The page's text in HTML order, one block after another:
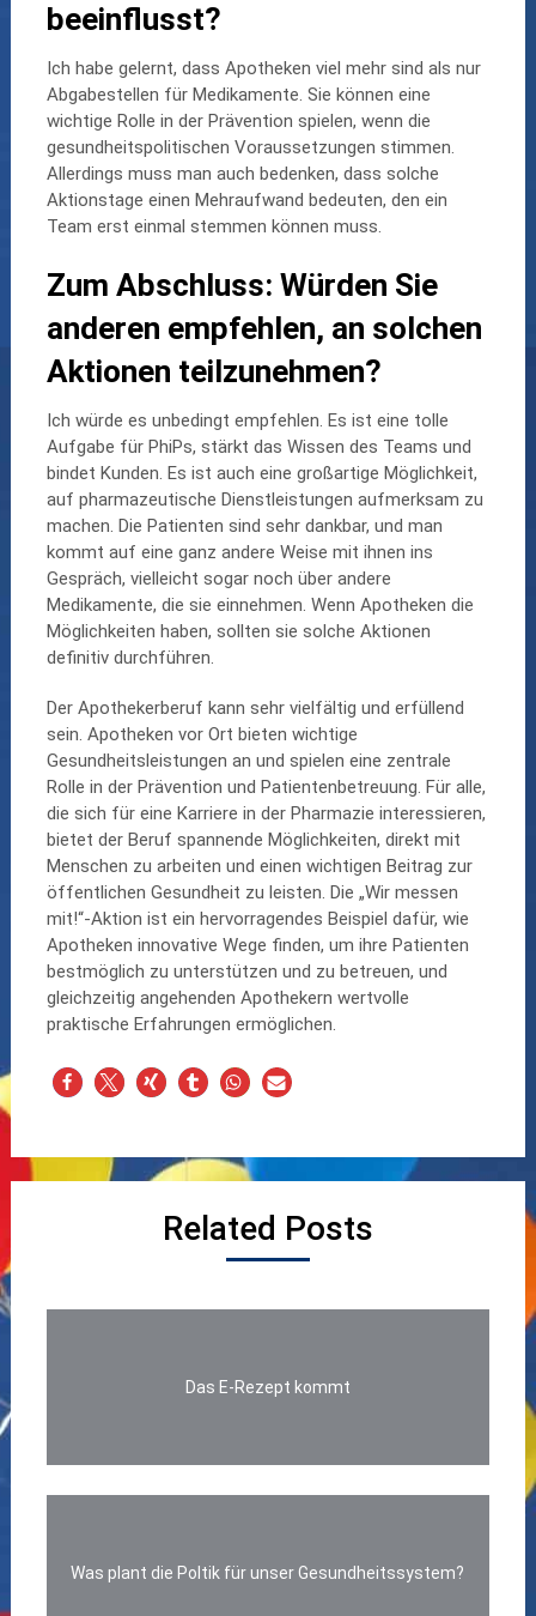
beeinflusst?
Ich habe gelernt, dass Apotheken viel mehr sind als nur
Abgabestellen für Medikamente. Sie können eine
wichtige Rolle in der Prävention spielen, wenn die
gesundheitspolitischen Voraussetzungen stimmen.
Allerdings muss man auch bedenken, dass solche
Aktionstage einen Mehraufwand bedeuten, den ein
Team erst einmal stemmen können muss.
Zum Abschluss: Würden Sie
anderen empfehlen, an solchen
Aktionen teilzunehmen?
Ich würde es unbedingt empfehlen. Es ist eine tolle
Aufgabe für PhiPs, stärkt das Wissen des Teams und
bindet Kunden. Es ist auch eine großartige Möglichkeit,
auf pharmazeutische Dienstleistungen aufmerksam zu
machen. Die Patienten sind sehr dankbar, und man
kommt auf eine ganz andere Weise mit ihnen ins
Gespräch, vielleicht sogar noch über andere
Medikamente, die sie einnehmen. Wenn Apotheken die
Möglichkeiten haben, sollten sie solche Aktionen
definitiv durchführen.
Der Apothekerberuf kann sehr vielfältig und erfüllend
sein. Apotheken vor Ort bieten wichtige
Gesundheitsleistungen an und spielen eine zentrale
Rolle in der Prävention und Patientenbetreuung. Für alle,
die sich für eine Karriere in der Pharmazie interessieren,
bietet der Beruf spannende Möglichkeiten, direkt mit
Menschen zu arbeiten und einen wichtigen Beitrag zur
öffentlichen Gesundheit zu leisten. Die „Wir messen
mit!“-Aktion ist ein hervorragendes Beispiel dafür, wie
Apotheken innovative Wege finden, um ihre Patienten
bestmöglich zu unterstützen und zu betreuen, und
gleichzeitig angehenden Apothekern wertvolle
praktische Erfahrungen ermöglichen.
Related Posts
Das E-Rezept kommt
Was plant die Poltik für unser Gesundheitssystem?